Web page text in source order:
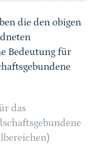
die den obigen
Bedeutung für
das